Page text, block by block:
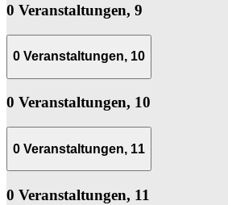
0 Veranstaltungen, 9
0 Veranstaltungen, 10
0 Veranstaltungen, 10
0 Veranstaltungen, 11
0 Veranstaltungen, 11